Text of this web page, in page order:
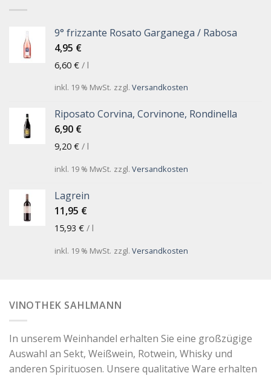
9° frizzante Rosato Garganega / Rabosa
4,95 €
6,60 € / l
inkl. 19 % MwSt. zzgl. Versandkosten
Riposato Corvina, Corvinone, Rondinella
6,90 €
9,20 € / l
inkl. 19 % MwSt. zzgl. Versandkosten
Lagrein
11,95 €
15,93 € / l
inkl. 19 % MwSt. zzgl. Versandkosten
VINOTHEK SAHLMANN
In unserem Weinhandel erhalten Sie eine großzügige
Auswahl an Sekt, Weißwein, Rotwein, Whisky und
anderen Spirituosen. Unsere qualitative Ware erhalten